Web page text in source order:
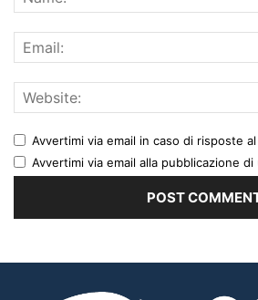
Avvertimi via email in caso di risposte
Avvertimi via email alla pubblicazione